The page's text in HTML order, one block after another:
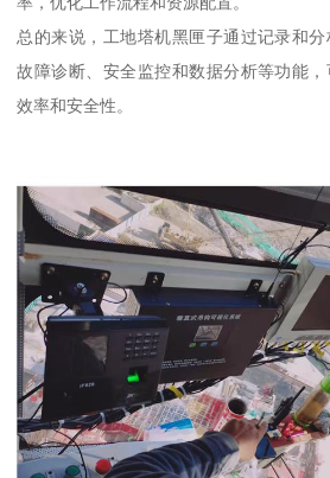
总的来说，工地塔机黑匣子通过记录和
故障诊断、安全监控和数据分析等功能
效率和安全性。